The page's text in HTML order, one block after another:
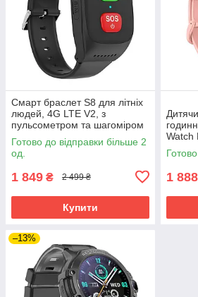
Смарт браслет S8 для літніх
людей, 4G LTE V2, з
пульсометром та шагоміром
Готово до відправки більше 2
од.
1 849 ₴ 2 499 ₴
Купити
Watch
LTE
1
–13%